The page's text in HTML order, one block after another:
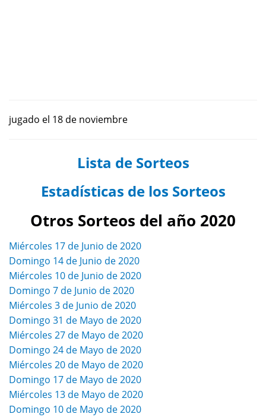
jugado el 18 de noviembre
Lista de Sorteos
Estadísticas de los Sorteos
Otros Sorteos del año 2020
Miércoles 17 de Junio de 2020
Domingo 14 de Junio de 2020
Miércoles 10 de Junio de 2020
Domingo 7 de Junio de 2020
Miércoles 3 de Junio de 2020
Domingo 31 de Mayo de 2020
Miércoles 27 de Mayo de 2020
Domingo 24 de Mayo de 2020
Miércoles 20 de Mayo de 2020
Domingo 17 de Mayo de 2020
Miércoles 13 de Mayo de 2020
Domingo 10 de Mayo de 2020